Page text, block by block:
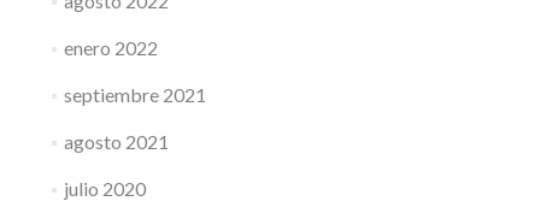
enero 2022
septiembre 2021
agosto 2021
julio 2020